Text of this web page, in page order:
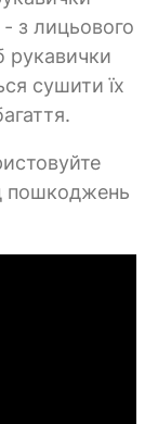
- з лицьового
рукавички
сушити їх
пошкоджень